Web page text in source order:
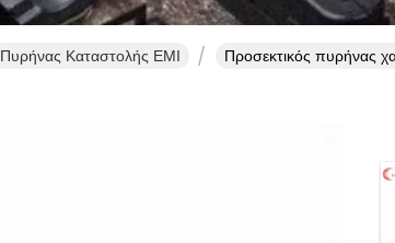
Πυρήνας Καταστολής EMI Προσεκτικός πυρήνας